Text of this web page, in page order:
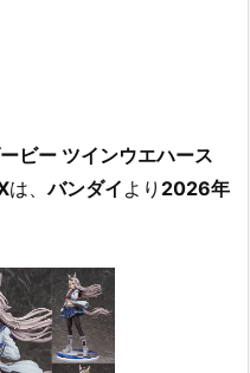
ビー ツインウエハース
は、バンダイ より 2026年